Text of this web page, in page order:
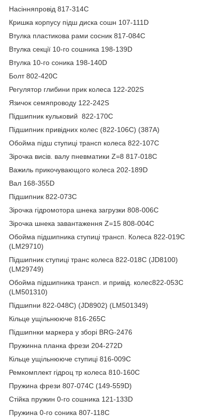
Насінняпровід 817-314C
Кришка корпусу підш диска сошн 107-111D
Втулка пластикова рами сосник 817-084C
Втулка секції 10-го сошника 198-139D
Втулка 10-го соника 198-140D
Болт 802-420C
Регулятор глибини прик колеса 122-202S
Язичок семяпроводу 122-242S
Підшипник кульковий 822-170C
Підшипник привідних колес (822-106C) (387A)
Обойма підш ступиці трансп колеса 822-107C
Зірочка висів. валу пневматики Z=8 817-018C
Важиль прикочувающого колеса 202-189D
Вал 168-355D
Підшипник 822-073C
Зірочка гідромотора шнека загрузки 808-006C
Зірочка шнека завантаження Z=15 808-004C
Обойма підшипника ступиці трансп. Колеса 822-019C
(LM29710)
Підшипник ступиці транс колеса 822-018C (JD8100)
(LM29749)
Обойма підшипника трансп. и привід. колес822-053C
(LM501310)
Підшипни 822-048C) (JD8902) (LM501349)
Кільце ущільнююче 816-265C
Підшипнки маркера у зборі BRG-2476
Пружинна планка фрези 204-272D
Кільце ущільнююче ступиці 816-009C
Ремкомплект гідроц тр колеса 810-160C
Пружина фрези 807-074С (149-559D)
Стійка пружин 0-го сошника 121-133D
Пружина 0-го соника 807-118С